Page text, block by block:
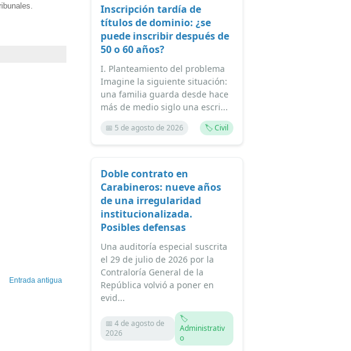
Entrada antigua
Inscripción tardía de
títulos de dominio: ¿se
puede inscribir después de
50 o 60 años?
I. Planteamiento del problema
Imagine la siguiente situación:
una familia guarda desde hace
más de medio siglo una escri...
📅 5 de agosto de 2026 🏷️ Civil
Doble contrato en
Carabineros: nueve años
de una irregularidad
institucionalizada.
Posibles defensas
Una auditoría especial suscrita
el 29 de julio de 2026 por la
Contraloría General de la
República volvió a poner en
evid...
📅 4 de agosto de
2026
🏷️
Administrativ
o